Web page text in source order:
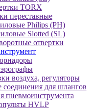
TORX
переставные
Philips (PH)
Slotted (SL)
отвертки
воздуха, регуляторы
соединения для шлангов
пневмоинструмента
HVLP